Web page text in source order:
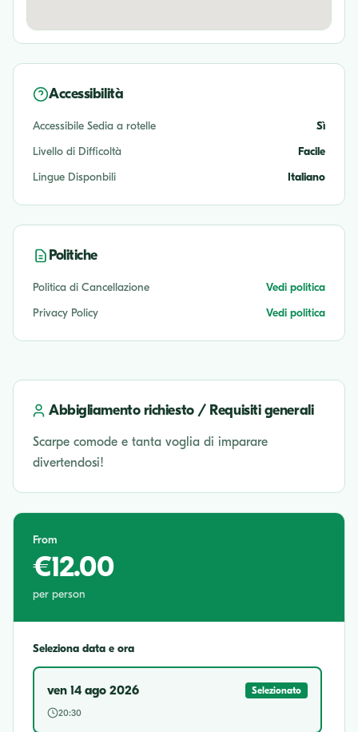
Accessibilità
Accessibile Sedia a rotelle
Sì
Livello di Difficoltà
Facile
Lingue Disponbili
Italiano
Politiche
Politica di Cancellazione
Vedi politica
Privacy Policy
Vedi politica
Abbigliamento richiesto / Requisiti generali
Scarpe comode e tanta voglia di imparare
divertendosi!
From
€12.00
per person
Seleziona data e ora
ven 14 ago 2026
Selezionato
20:30